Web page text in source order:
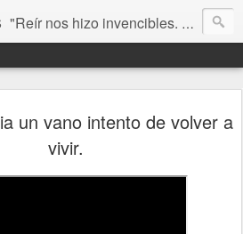
"Reír nos hizo invencibles. No como los que siempre ganan, sino como aquellos que no se rinden”. Frida Kahlo
un vano intento de volver a
vivir.